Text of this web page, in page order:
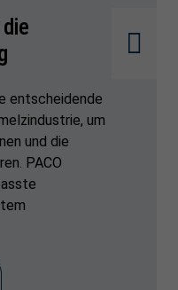
entscheidende
um
und die
PACO